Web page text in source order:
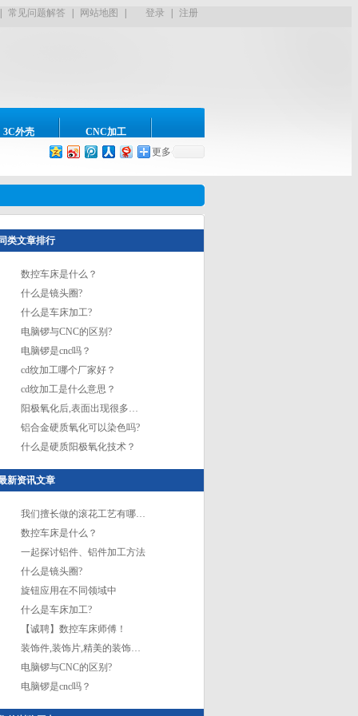
常见问题解答 网站地图 登录 注册
3C外壳 CNC加工
更多
同类文章排行
数控车床是什么？
什么是镜头圈?
什么是车床加工?
电脑锣与CNC的区别?
电脑锣是cnc吗？
cd纹加工哪个厂家好？
cd纹加工是什么意思？
阳极氧化后,表面出现很多白点,是什么原因造成?
铝合金硬质氧化可以染色吗?
什么是硬质阳极氧化技术？
新资讯文章
我们擅长做的滚花工艺有哪些方法和形式
数控车床是什么？
一起探讨铝件、铝件加工方法
什么是镜头圈?
旋钮应用在不同领域中
什么是车床加工?
【诚聘】数控车床师傅！
装饰件,装饰片,精美的装饰件怎能让人不心动
电脑锣与CNC的区别?
电脑锣是cnc吗？